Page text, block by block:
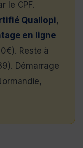
le CPF.
Qualiopi,
en ligne
Reste à
Démarrage